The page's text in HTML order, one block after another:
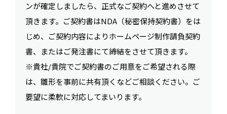
ンが確定しましたら、正式なご契約へと進めさせて
頂きます。ご契約書はNDA（秘密保持契約書）をは
じめ、ご契約内容によりホームページ制作請負契約
書、またはご発注書にて締結をさせて頂きます。
※貴社/貴院でご契約書のご用意をご希望される際
は、雛形を事前に共有頂くなどご相談ください。ご
要望に柔軟に対応してまいります。